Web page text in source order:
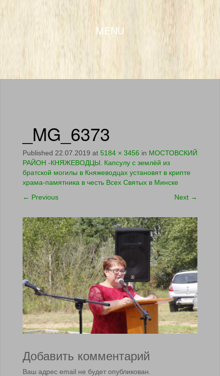
MENU
SKIP TO CONTENT
_MG_6373
Published 22.07.2019 at 5184 × 3456 in МОСТОВСКИЙ
РАЙОН -КНЯЖЕВОДЦЫ. Капсулу с землёй из
братской могилы в Княжеводцах установят в крипте
храма-памятника в честь Всех Святых в Минске
← Previous Next →
Добавить комментарий
Ваш адрес email не будет опубликован.